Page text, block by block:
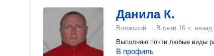
Данила К.
Волжский · В сети 16 ч. назад
Выполняю почти любые виды
В профиль